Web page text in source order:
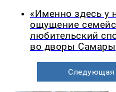
«Именно здесь у
ощущение
любительский
во дворы Самары
Следующая